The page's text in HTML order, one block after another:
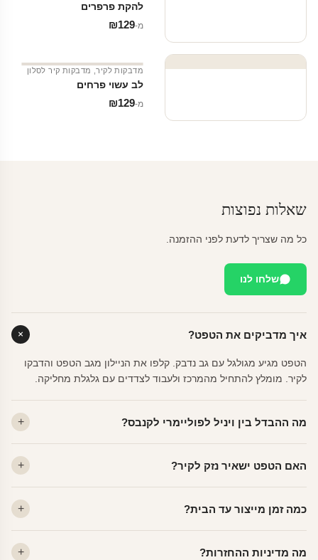
להקת פרפרים
מ‑ ₪129
מדבקות לקיר, מדבקות קיר לסלון
לב עשוי פרחים
מ‑ ₪129
שאלות נפוצות
כל מה שצריך לדעת לפני ההזמנה.
שלחו לנו
איך מדביקים את הטפט?
הטפט מגיע מגולגל עם גב נדבק. קלפו את הניילון מגב הטפט והדבקו
לקיר. מומלץ להתחיל מהמרכז ולעבוד לצדדים עם גלגלת מחליקה.
מה ההבדל בין ויניל לפוליימרי לקנבס?
פרמיום. קנבס — בד אמנותי יוקרתי, מט.
האם הטפט ישאיר נזק לקיר?
מתאים לקיר מטויח, גבס, קרמיקה וזכוכית.
כמה זמן מייצור עד הבית?
יוצאות באותו יום.
מה מדיניות ההחזרות?